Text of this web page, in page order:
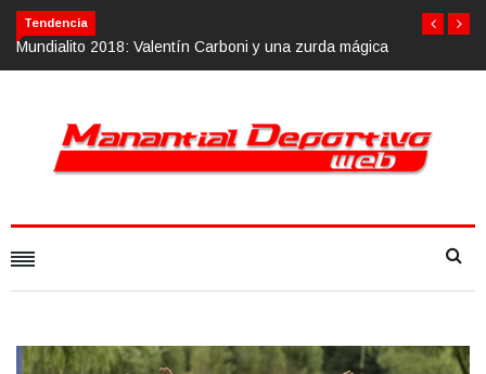
Tendencia
Calvario Race 2018, 10 de noviembre